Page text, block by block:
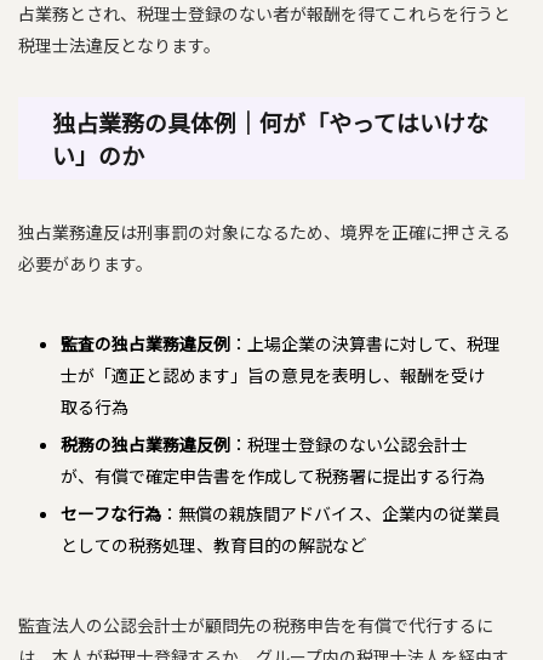
占業務とされ、税理士登録のない者が報酬を得てこれらを行うと
税理士法違反となります。
独占業務の具体例｜何が「やってはいけな
い」のか
独占業務違反は刑事罰の対象になるため、境界を正確に押さえる
必要があります。
監査の独占業務違反例 ：上場企業の決算書に対して、税理
士が「適正と認めます」旨の意見を表明し、報酬を受け
取る行為
税務の独占業務違反例 ：税理士登録のない公認会計士
が、有償で確定申告書を作成して税務署に提出する行為
セーフな行為 ：無償の親族間アドバイス、企業内の従業員
としての税務処理、教育目的の解説など
監査法人の公認会計士が顧問先の税務申告を有償で代行するに